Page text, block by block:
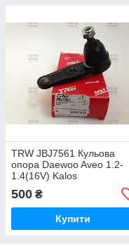
TRW JBJ7561 Кульова
опора Daewoo Aveo 1.2-
1.4(16V) Kalos
500 ₴
Купити